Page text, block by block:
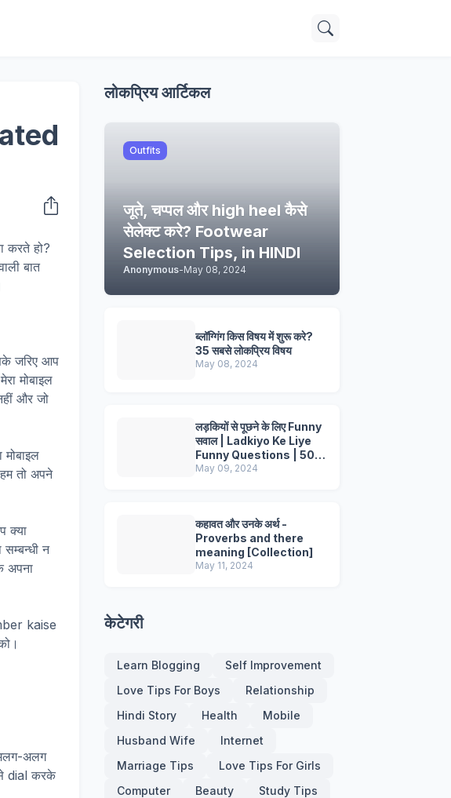
करते हो?
बात
जरिए आप
मोबाइल
और जो
तो अपने
क्या
न
अपना
kaise
अलग
dial करके
लोकप्रिय आर्टिकल
Outfits
जूते, चप्पल और high heel कैसे
सेलेक्ट करे? Footwear
Selection Tips, in HINDI
Anonymous-May 08, 2024
ब्लॉग्गिंग किस विषय में शुरू करे?
35 सबसे लोकप्रिय विषय
May 08, 2024
लड़कियों से पूछने के लिए Funny
सवाल | Ladkiyo Ke Liye
Funny Questions | 50+
Questions
May 09, 2024
कहावत और उनके अर्थ -
Proverbs and there
meaning [Collection]
May 11, 2024
केटेगरी
Learn Blogging
Self Improvement
Love Tips For Boys
Relationship
Hindi Story
Health
Mobile
Husband Wife
Internet
Marriage Tips
Love Tips For Girls
Computer
Beauty
Study Tips